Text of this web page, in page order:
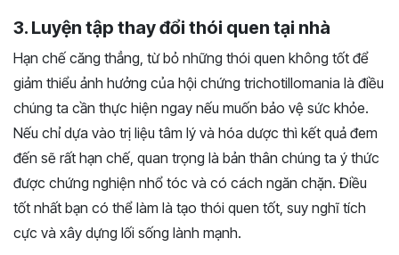
3. Luyện tập thay đổi thói quen tại nhà
Hạn chế căng thẳng, từ bỏ những thói quen không tốt để
giảm thiểu ảnh hưởng của hội chứng trichotillomania là điều
chúng ta cần thực hiện ngay nếu muốn bảo vệ sức khỏe.
Nếu chỉ dựa vào trị liệu tâm lý và hóa dược thì kết quả đem
đến sẽ rất hạn chế, quan trọng là bản thân chúng ta ý thức
được chứng nghiện nhổ tóc và có cách ngăn chặn. Điều
tốt nhất bạn có thể làm là tạo thói quen tốt, suy nghĩ tích
cực và xây dựng lối sống lành mạnh.